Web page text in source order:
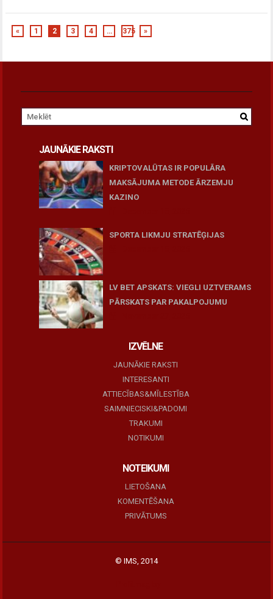
« 1 2 3 4 … 375 »
JAUNĀKIE RAKSTI
KRIPTOVALŪTAS IR POPULĀRA
MAKSĀJUMA METODE ĀRZEMJU
KAZINO
SPORTA LIKMJU STRATĒĢIJAS
LV BET APSKATS: VIEGLI UZTVERAMS
PĀRSKATS PAR PAKALPOJUMU
IZVĒLNE
JAUNĀKIE RAKSTI
INTERESANTI
ATTIECĪBAS&MĪLESTĪBA
SAIMNIECISKI&PADOMI
TRAKUMI
NOTIKUMI
NOTEIKUMI
LIETOŠANA
KOMENTĒŠANA
PRIVĀTUMS
© IMS, 2014